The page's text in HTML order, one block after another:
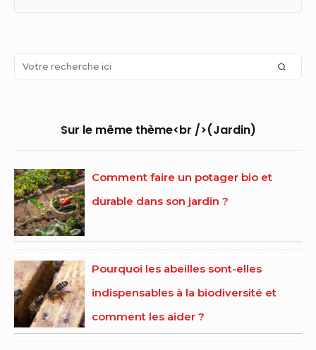
Sidebar
Widget
Search
for:
Sur le même thème<br />(Jardin)
Comment faire un potager bio et
durable dans son jardin ?
Pourquoi les abeilles sont-elles
indispensables à la biodiversité et
comment les aider ?